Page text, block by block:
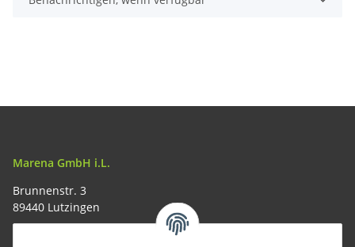
Marena GmbH i.L.
Brunnenstr. 3
89440 Lutzingen